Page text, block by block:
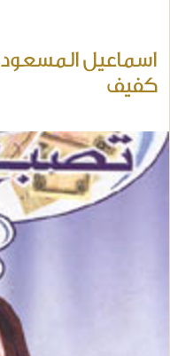
اسماعيل
كفيف